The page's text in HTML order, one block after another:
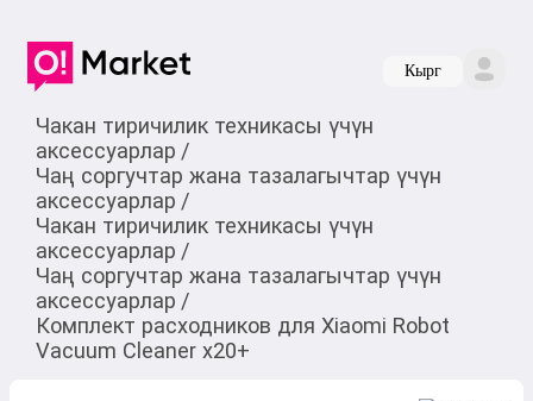
Кырг
Чакан тиричилик техникасы үчүн
аксессуарлар /
Чаң соргучтар жана тазалагычтар үчүн
аксессуарлар /
Чакан тиричилик техникасы үчүн
аксессуарлар /
Чаң соргучтар жана тазалагычтар үчүн
аксессуарлар /
Комплект расходников для Xiaomi Robot
Vacuum Cleaner x20+